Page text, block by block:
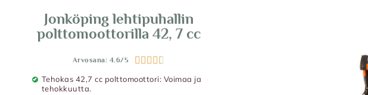
Jonköping lehtipuhallin
polttomoottorilla 42, 7 cc
Arvosana: 4.6/5     
Tehokas 42,7 cc polttomoottori: Voimaa ja
tehokkuutta.